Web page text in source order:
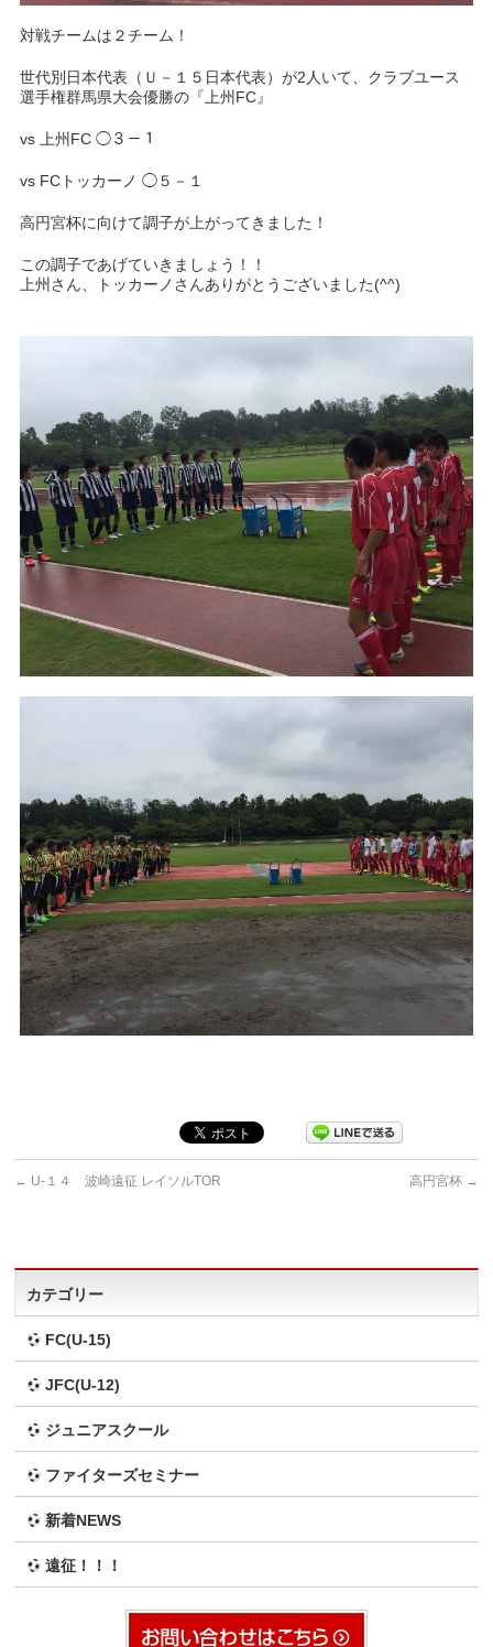
対戦チームは２チーム！
世代別日本代表（Ｕ－１５日本代表）が2人いて、クラブユース
選手権群馬県大会優勝の『上州FC』
vs 上州FC ◯３－１
vs FCトッカーノ ◯５－１
高円宮杯に向けて調子が上がってきました！
この調子であげていきましょう！！
上州さん、トッカーノさんありがとうございました(^^)
← U-１４ 波崎遠征 レイソルTOR 高円宮杯 →
カテゴリー
FC(U-15)
JFC(U-12)
ジュニアスクール
ファイターズセミナー
新着NEWS
遠征！！！